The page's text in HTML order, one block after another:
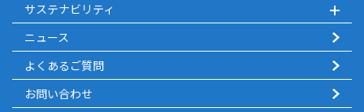
サステナビリティ
ニュース
よくあるご質問
お問い合わせ